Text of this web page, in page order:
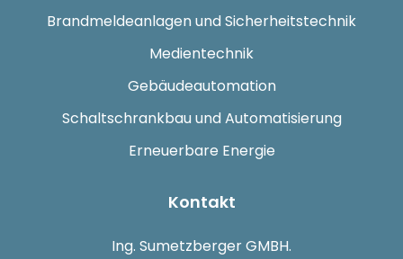
Brandmeldeanlagen und Sicherheitstechnik
Medientechnik
Gebäudeautomation
Schaltschrankbau und Automatisierung
Erneuerbare Energie
Kontakt
Ing. Sumetzberger GMBH.